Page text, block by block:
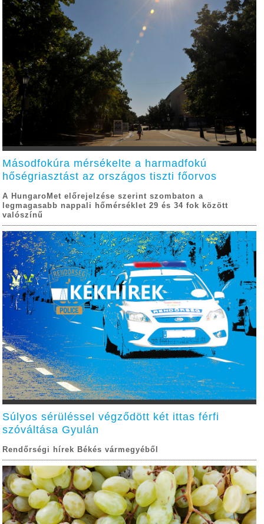
Másodfokúra mérsékelte a harmadfokú
hőségriasztást az országos tiszti főorvos
A HungaroMet előrejelzése szerint szombaton a
legmagasabb nappali hőmérséklet 29 és 34 fok között
valószínű
Súlyos sérüléssel végződött két ittas férfi
szóváltása Gyulán
Rendőrségi hírek Békés vármegyéből